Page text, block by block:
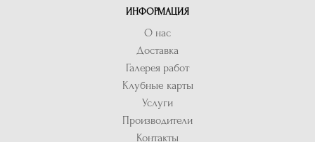
ИНФОРМАЦИЯ
О нас
Доставка
Галерея работ
Клубные карты
Услуги
Производители
Контакты